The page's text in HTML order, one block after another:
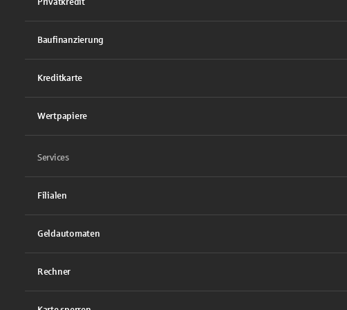
Baufinanzierung
Kreditkarte
Wertpapiere
Services
Filialen
Geldautomaten
Rechner